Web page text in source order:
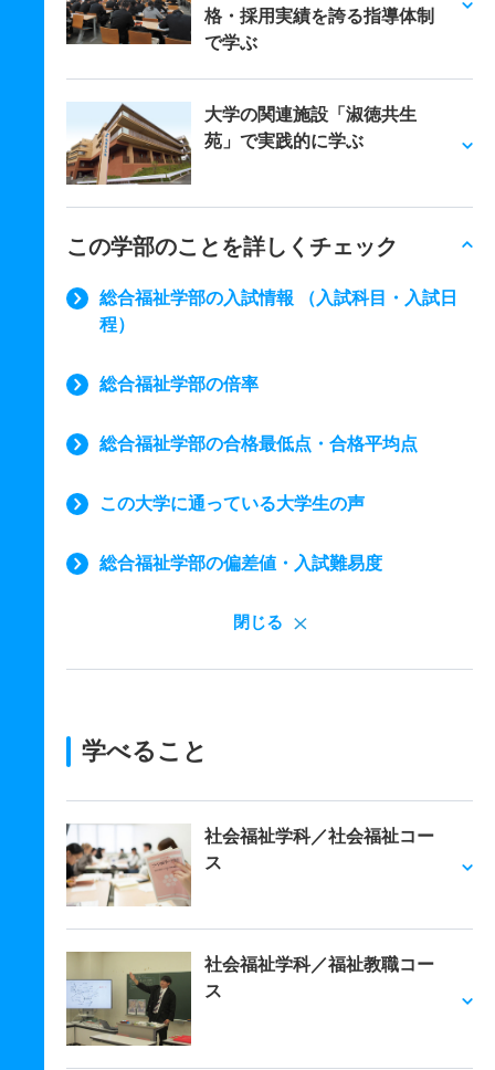
格・採用実績を誇る指導体制
で学ぶ
大学の関連施設「淑徳共生
苑」で実践的に学ぶ
この学部のことを詳しくチェック
総合福祉学部の入試情報 （入試科目・入試日
程）
総合福祉学部の倍率
総合福祉学部の合格最低点・合格平均点
この大学に通っている大学生の声
総合福祉学部の偏差値・入試難易度
閉じる
学べること
社会福祉学科／社会福祉コー
ス
社会福祉学科／福祉教職コー
ス